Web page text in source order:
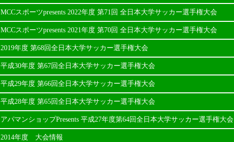
MCCスポーツpresents 2022年度 第71回 全日本大学サッカー選手権大会
MCCスポーツpresents 2021年度 第70回 全日本大学サッカー選手権大会
2019年度 第68回全日本大学サッカー選手権大会
平成30年度 第67回全日本大学サッカー選手権大会
平成29年度 第66回全日本大学サッカー選手権大会
平成28年度 第65回全日本大学サッカー選手権大会
アパマンショップPresents 平成27年度第64回全日本大学サッカー選手権大会
2014年度 大会情報